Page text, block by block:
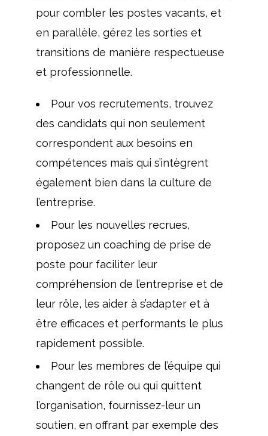
pour combler les postes vacants, et
en parallèle, gérez les sorties et
transitions de manière respectueuse
et professionnelle.
Pour vos recrutements, trouvez
des candidats qui non seulement
correspondent aux besoins en
compétences mais qui s’intègrent
également bien dans la culture de
l’entreprise.
Pour les nouvelles recrues,
proposez un coaching de prise de
poste pour faciliter leur
compréhension de l’entreprise et de
leur rôle, les aider à s’adapter et à
être efficaces et performants le plus
rapidement possible.
Pour les membres de l’équipe qui
changent de rôle ou qui quittent
l’organisation, fournissez-leur un
soutien, en offrant par exemple des